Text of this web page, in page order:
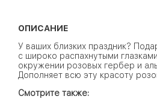
ОПИСАНИЕ
У ваших близких праздник?
с широко распахнутыми
окружении розовых гербер и
Дополняет всю эту красоту
Смотрите также: